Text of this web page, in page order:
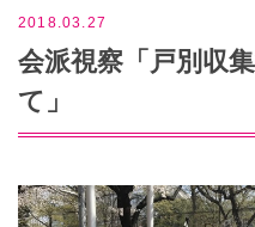
2018.03.27
会派視察「戸別収
て」